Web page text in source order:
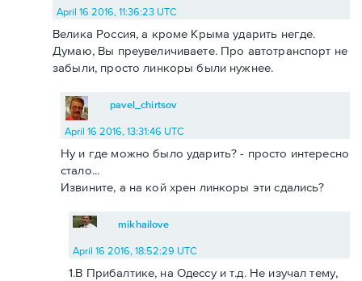
April 16 2016, 11:36:23 UTC
Велика Россия, а кроме Крыма ударить негде.
Думаю, Вы преувеличиваете. Про автотранспорт не
забыли, просто линкоры были нужнее.
pavel_chirtsov
April 16 2016, 13:31:46 UTC
Ну и где можно было ударить? - просто интересно
стало...
Извините, а на кой хрен линкоры эти сдались?
mikhailove
April 16 2016, 18:52:29 UTC
1.В Прибалтике, на Одессу и т.д. Не изучал тему,